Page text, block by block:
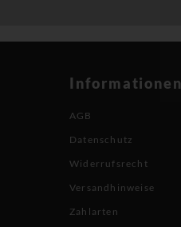
Informationen
AGB
Datenschutz
Widerrufsrecht
Versandhinweise
Zahlarten